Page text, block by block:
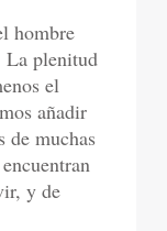
hombre
La plenitud
el
añadir
de muchas
y de